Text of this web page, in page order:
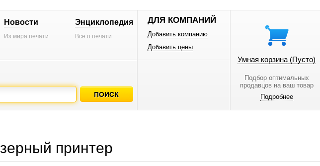
Новости
Из мира печати
Энциклопедия
Все о печати
ДЛЯ КОМПАНИЙ
Добавить компанию
Добавить цены
Умная корзина (Пусто)
Подбор оптимальных
продавцов на ваш товар
Подробнее
принтер